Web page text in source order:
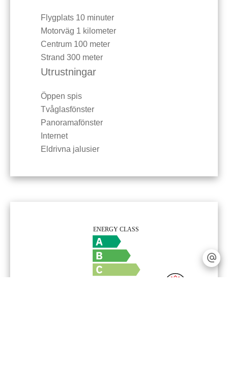
Flygplats 10 minuter
Motorväg 1 kilometer
Centrum 100 meter
Strand 300 meter
Utrustningar
Öppen spis
Tvåglasfönster
Panoramafönster
Internet
Eldrivna jalusier